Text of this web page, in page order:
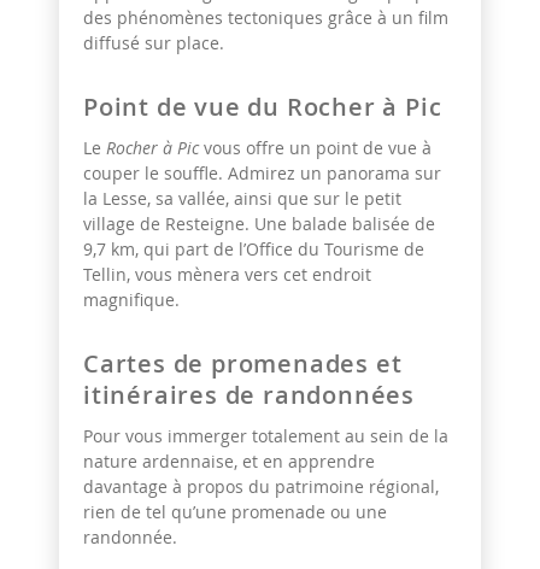
des phénomènes tectoniques grâce à un film
diffusé sur place.
Point de vue du Rocher à Pic
Le Rocher à Picvous offre un point de vue à
couper le souffle. Admirez un panorama sur
la Lesse, sa vallée, ainsi que sur le petit
village de Resteigne. Une balade balisée de
9,7 km, qui part de l’Office du Tourisme de
Tellin, vous mènera vers cet endroit
magnifique.
Cartes de promenades et
itinéraires de randonnées
Pour vous immerger totalement au sein de la
nature ardennaise, et en apprendre
davantage à propos du patrimoine régional,
rien de tel qu’une promenade ou une
randonnée.